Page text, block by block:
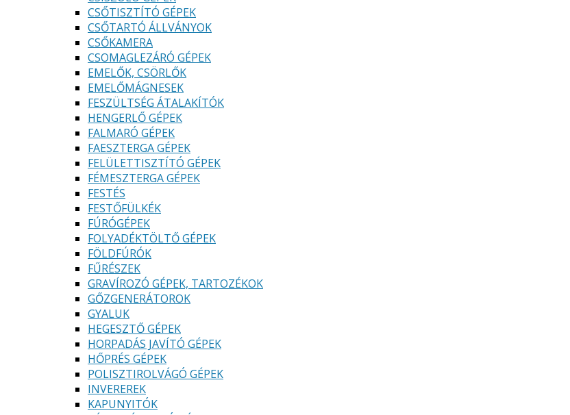
CSŐTISZTÍTÓ GÉPEK
CSŐTARTÓ ÁLLVÁNYOK
CSŐKAMERA
CSOMAGLEZÁRÓ GÉPEK
EMELŐK, CSÖRLŐK
EMELŐMÁGNESEK
FESZÜLTSÉG ÁTALAKÍTÓK
HENGERLŐ GÉPEK
FALMARÓ GÉPEK
FAESZTERGA GÉPEK
FELÜLETTISZTÍTÓ GÉPEK
FÉMESZTERGA GÉPEK
FESTÉS
FESTŐFÜLKÉK
FÚRÓGÉPEK
FOLYADÉKTÖLTŐ GÉPEK
FÖLDFÚRÓK
FŰRÉSZEK
GRAVÍROZÓ GÉPEK, TARTOZÉKOK
GŐZGENERÁTOROK
GYALUK
HEGESZTŐ GÉPEK
HORPADÁS JAVÍTÓ GÉPEK
HŐPRÉS GÉPEK
POLISZTIROLVÁGÓ GÉPEK
INVEREREK
KAPUNYITÓK